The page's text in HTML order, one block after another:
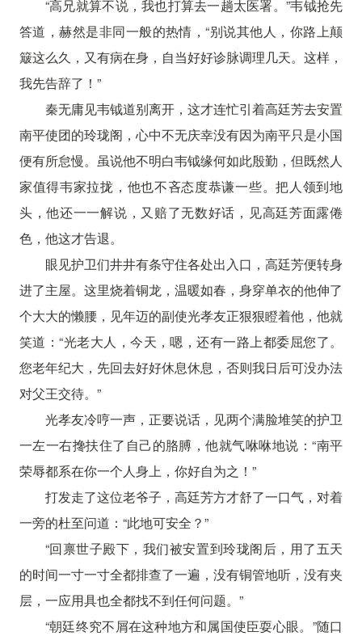
“高兄就算不说，我也打算去一趟太医署。”韦钺抢先
答道，赫然是非同一般的热情，“别说其他人，你路上颠
簸这么久，又有病在身，自当好好诊脉调理几天。这样，
我先告辞了！”
秦无庸见韦钺道别离开，这才连忙引着高廷芳去安置
南平使团的玲珑阁，心中不无庆幸没有因为南平只是小国
便有所怠慢。虽说他不明白韦钺缘何如此殷勤，但既然人
家值得韦家拉拢，他也不吝态度恭谦一些。把人领到地
头，他还一一解说，又赔了无数好话，见高廷芳面露倦
色，他这才告退。
眼见护卫们井井有条守住各处出入口，高廷芳便转身
进了主屋。这里烧着铜龙，温暖如春，身穿单衣的他伸了
个大大的懒腰，见年迈的副使光孝友正狠狠瞪着他，他就
笑道：“光老大人，今天，嗯，还有一路上都委屈您了。
您老年纪大，先回去好好休息休息，否则我日后可没办法
对父王交待。”
光孝友冷哼一声，正要说话，见两个满脸堆笑的护卫
一左一右搀扶住了自己的胳膊，他就气咻咻地说：“南平
荣辱都系在你一个人身上，你好自为之！”
打发走了这位老爷子，高廷芳方才舒了一口气，对着
一旁的杜至问道：“此地可安全？”
“回禀世子殿下，我们被安置到玲珑阁后，用了五天
的时间一寸一寸全都排查了一遍，没有铜管地听，没有夹
层，一应用具也全都找不到任何问题。”
“朝廷终究不屑在这种地方和属国使臣耍心眼。”随口